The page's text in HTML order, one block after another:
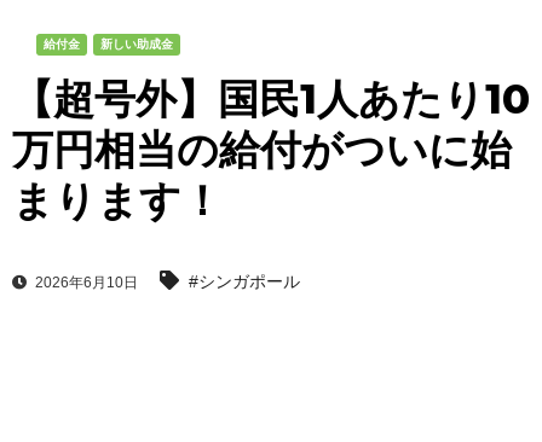
給付金 新しい助成金
【超号外】国民1人あたり10
万円相当の給付がついに始
まります！
2026年6月10日 #シンガポール